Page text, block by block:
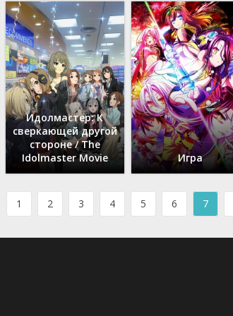
Идолмастер: К
сверкающей другой
стороне / The
Idolmaster Movie
Игра
1 2 3 4 5 6 7